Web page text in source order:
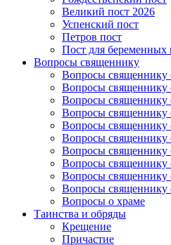
Великий пост 2026
Успенский пост
Петров пост
Пост для беременных
Вопросы священнику
Вопросы священнику
Вопросы священнику
Вопросы священнику
Вопросы
Вопросы священнику
Вопросы священнику
Вопросы священнику
Вопросы
Вопросы
Вопросы священнику
Вопросы о храме
Таинства и обряды
Крещение
Причастие